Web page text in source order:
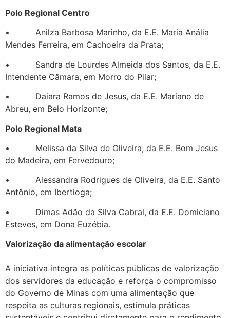
Polo Regional Centro
• Anilza Barbosa Marinho, da E.E. Maria Anália
Mendes Ferreira, em Cachoeira da Prata;
• Sandra de Lourdes Almeida dos Santos, da E.E.
Intendente Câmara, em Morro do Pilar;
• Daiara Ramos de Jesus, da E.E. Mariano de
Abreu, em Belo Horizonte;
Polo Regional Mata
• Melissa da Silva de Oliveira, da E.E. Bom Jesus
do Madeira, em Fervedouro;
• Alessandra Rodrigues de Oliveira, da E.E. Santo
Antônio, em Ibertioga;
• Dimas Adão da Silva Cabral, da E.E. Domiciano
Esteves, em Dona Euzébia.
Valorização da alimentação escolar
A iniciativa integra as políticas públicas de valorização
dos servidores da educação e reforça o compromisso
do Governo de Minas com uma alimentação que
respeita as culturas regionais, estimula práticas